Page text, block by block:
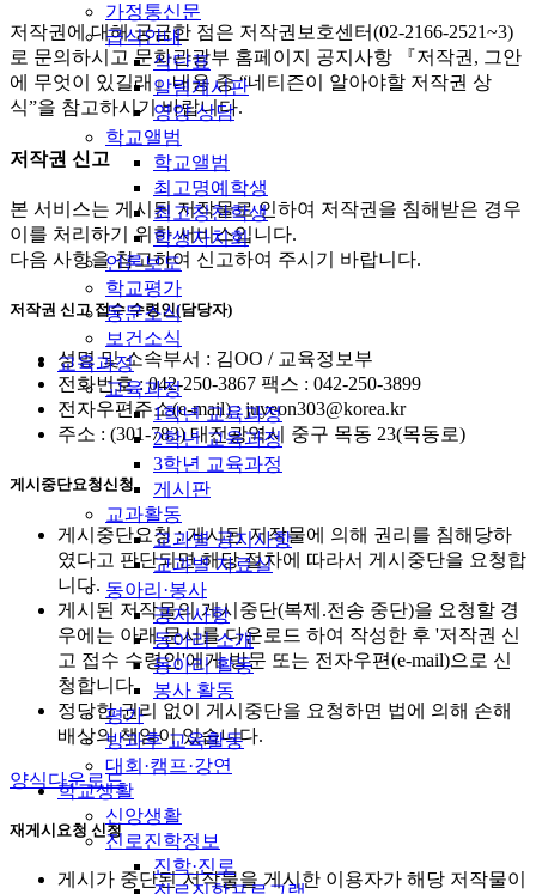
가정통신문
급식안내
식단표
알림게시판
영양 상담
학교앨범
학교앨범
최고명예학생
최고칭찬학생
학생자치회
언론보도
학교평가
동문소식
보건소식
교육과정
교육과정
1학년 교육과정
2학년 교육과정
3학년 교육과정
게시판
교과활동
교과별 공지사항
교과별 자료실
동아리·봉사
공지사항
동아리 소개
동아리 활동
봉사 활동
평가
방과후 교육활동
대회·캠프·강연
학교생활
신앙생활
진로진학정보
진학·진로
저작권에 대해 궁금한 점은 저작권보호센터(02-2166-2521~3)
로 문의하시고 문화관광부 홈페이지 공지사항 『저작권, 그안
에 무엇이 있길래』내용 중 “네티즌이 알아야할 저작권 상
식”을 참고하시기 바랍니다.
저작권 신고
본 서비스는 게시된 저작물로 인하여 저작권을 침해받은 경우
이를 처리하기 위한 서비스입니다.
다음 사항을 참고하여 신고하여 주시기 바랍니다.
저작권 신고 접수 수령인(담당자)
성명 및 소속부서 : 김OO / 교육정보부
전화번호 : 042-250-3867 팩스 : 042-250-3899
전자우편주소(e-mail) : juyeon303@korea.kr
주소 : (301-783) 대전광역시 중구 목동 23(목동로)
게시중단요청신청
게시중단요청 : 게시된 저작물에 의해 권리를 침해당하
였다고 판단되면 해당 절차에 따라서 게시중단을 요청합
니다.
게시된 저작물의 게시중단(복제.전송 중단)을 요청할 경
우에는 아래 문서를 다운로드 하여 작성한 후 '저작권 신
고 접수 수령인'에게 방문 또는 전자우편(e-mail)으로 신
청합니다.
정당한 권리 없이 게시중단을 요청하면 법에 의해 손해
배상의 책임이 있습니다.
양식다운로드
재게시요청 신청
게시가 중단된 저작물을 게시한 이용자가 해당 저작물이